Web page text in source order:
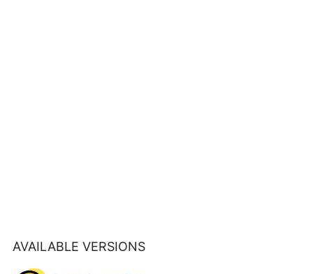
AVAILABLE VERSIONS